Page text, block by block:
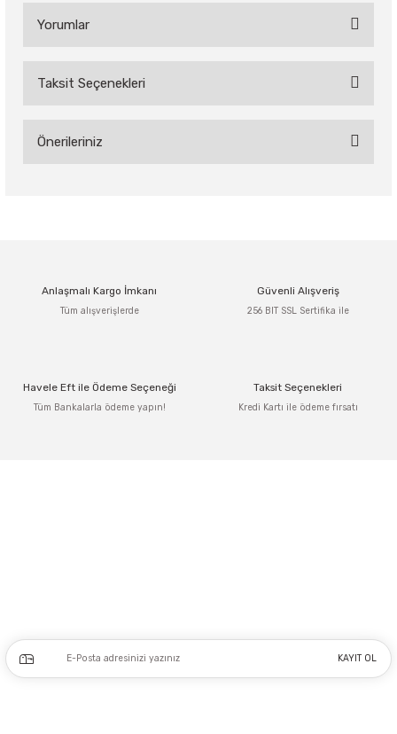
Yorumlar
Taksit Seçenekleri
Önerileriniz
Ürün resmi kalitesiz, bozuk veya görüntülenemiyor.
Ürün açıklamasında eksik bilgiler bulunuyor.
Bu ürüne benzer farklı alternatifler olmalı.
Anlaşmalı Kargo İmkanı
Tüm alışverişlerde
Güvenli Alışveriş
256 BIT SSL Sertifika ile
Havele Eft ile Ödeme Seçeneği
Tüm Bankalarla ödeme yapın!
Taksit Seçenekleri
Kredi Kartı ile ödeme fırsatı
KAYIT OL